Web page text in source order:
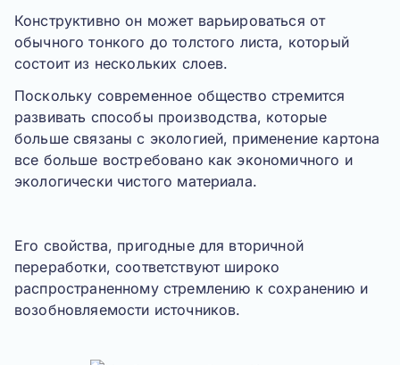
Конструктивно он может варьироваться от
обычного тонкого до толстого листа, который
состоит из нескольких слоев.
Поскольку современное общество стремится
развивать способы производства, которые
больше связаны с экологией, применение картона
все больше востребовано как экономичного и
экологически чистого материала.
Его свойства, пригодные для вторичной
переработки, соответствуют широко
распространенному стремлению к сохранению и
возобновляемости источников.